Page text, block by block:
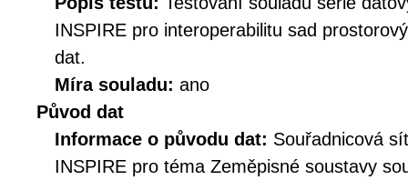
INSPIRE pro interoperabilitu sad
dat.
Míra souladu: ano
Původ dat
Informace o původu dat: Souřadnicová
INSPIRE pro téma Zeměpisné soustavy